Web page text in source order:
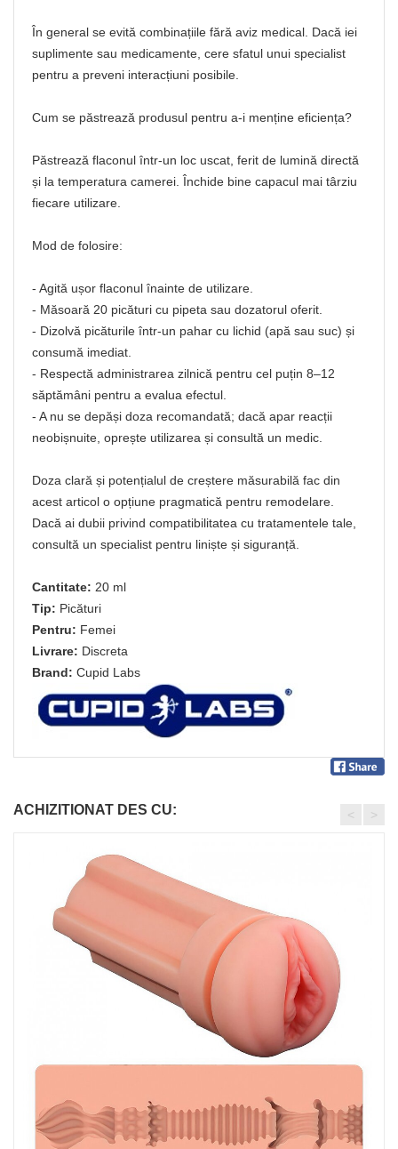
În general se evită combinațiile fără aviz medical. Dacă iei
suplimente sau medicamente, cere sfatul unui specialist
pentru a preveni interacțiuni posibile.
Cum se păstrează produsul pentru a-i menține eficiența?
Păstrează flaconul într-un loc uscat, ferit de lumină directă
și la temperatura camerei. Închide bine capacul mai târziu
fiecare utilizare.
Mod de folosire:
- Agită ușor flaconul înainte de utilizare.
- Măsoară 20 picături cu pipeta sau dozatorul oferit.
- Dizolvă picăturile într-un pahar cu lichid (apă sau suc) și
consumă imediat.
- Respectă administrarea zilnică pentru cel puțin 8–12
săptămâni pentru a evalua efectul.
- A nu se depăși doza recomandată; dacă apar reacții
neobișnuite, oprește utilizarea și consultă un medic.
Doza clară și potențialul de creștere măsurabilă fac din
acest articol o opțiune pragmatică pentru remodelare.
Dacă ai dubii privind compatibilitatea cu tratamentele tale,
consultă un specialist pentru liniște și siguranță.
Cantitate: 20 ml
Tip: Picături
Pentru: Femei
Livrare: Discreta
Brand: Cupid Labs
ACHIZITIONAT DES CU: < >